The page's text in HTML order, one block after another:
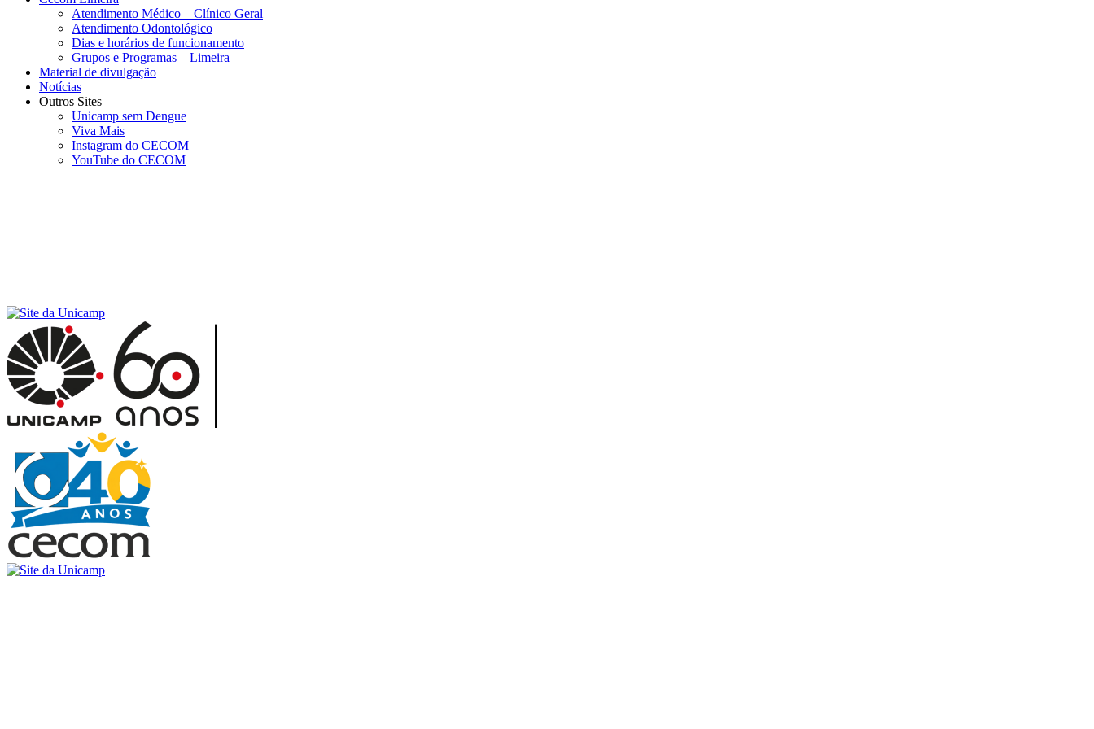
Atendimento Médico – Clínico Geral
Atendimento Odontológico
Dias e horários de funcionamento
Grupos e Programas – Limeira
Material de divulgação
Notícias
Outros Sites
Unicamp sem Dengue
Viva Mais
Instagram do CECOM
YouTube do CECOM